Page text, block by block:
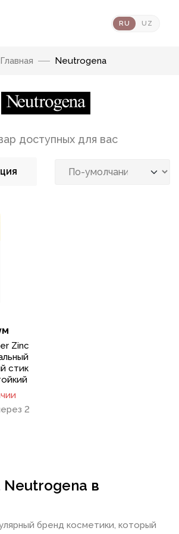
RU UZ
Главная Neutrogena
доступных для вас
Zinc
стик
2
в
бренд косметики, который